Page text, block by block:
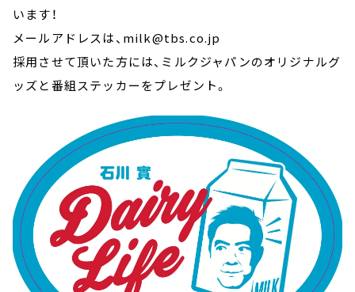
います！
メールアドレスは、milk@tbs.co.jp
採用させて頂いた方には、ミルクジャパンのオリジナルグ
ッズと番組ステッカーをプレゼント。